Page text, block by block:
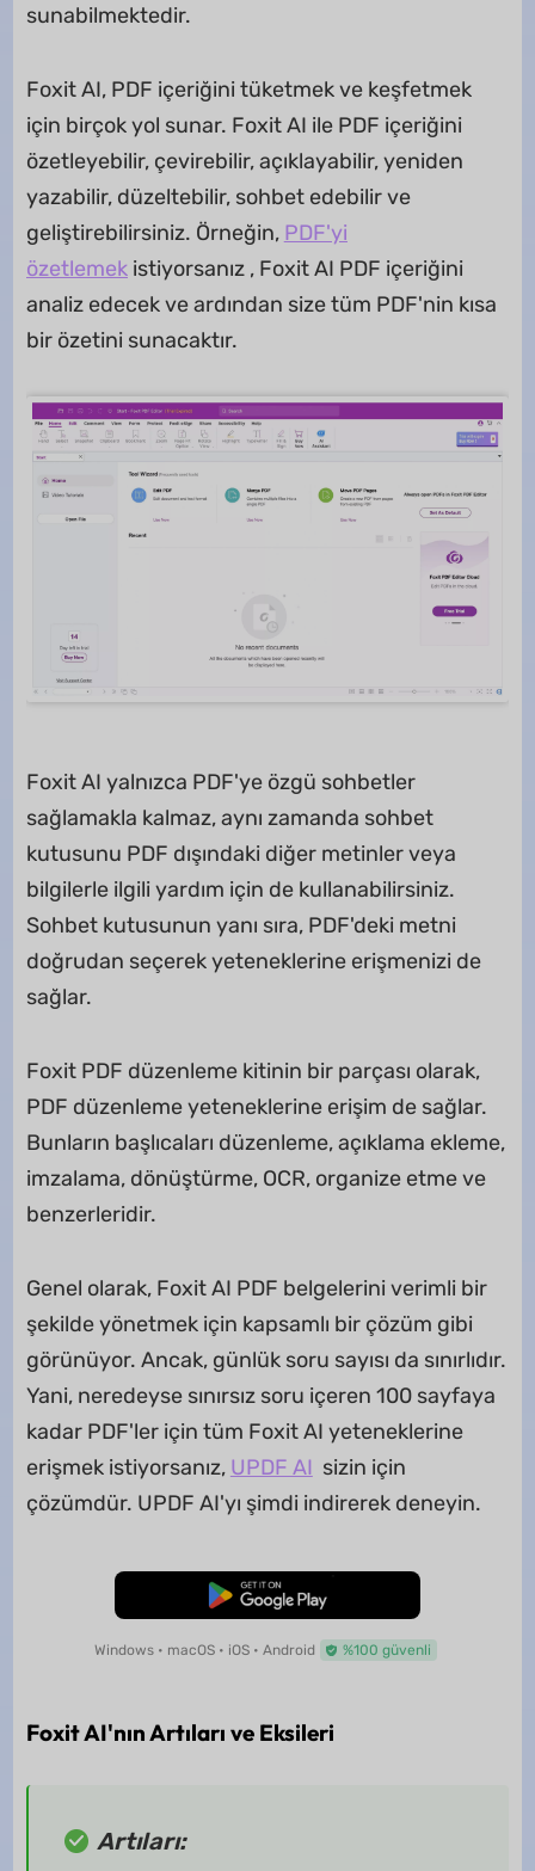
sunabilmektedir.
Foxit AI, PDF içeriğini tüketmek ve keşfetmek
için birçok yol sunar. Foxit AI ile PDF içeriğini
özetleyebilir, çevirebilir, açıklayabilir, yeniden
yazabilir, düzeltebilir, sohbet edebilir ve
geliştirebilirsiniz. Örneğin, PDF'yi
özetlemekistiyorsanız , Foxit AI PDF içeriğini
analiz edecek ve ardından size tüm PDF'nin kısa
bir özetini sunacaktır.
Foxit AI yalnızca PDF'ye özgü sohbetler
sağlamakla kalmaz, aynı zamanda sohbet
kutusunu PDF dışındaki diğer metinler veya
bilgilerle ilgili yardım için de kullanabilirsiniz.
Sohbet kutusunun yanı sıra, PDF'deki metni
doğrudan seçerek yeteneklerine erişmenizi de
sağlar.
Foxit PDF düzenleme kitinin bir parçası olarak,
PDF düzenleme yeteneklerine erişim de sağlar.
Bunların başlıcaları düzenleme, açıklama ekleme,
imzalama, dönüştürme, OCR, organize etme ve
benzerleridir.
Genel olarak, Foxit AI PDF belgelerini verimli bir
şekilde yönetmek için kapsamlı bir çözüm gibi
görünüyor. Ancak, günlük soru sayısı da sınırlıdır.
Yani, neredeyse sınırsız soru içeren 100 sayfaya
kadar PDF'ler için tüm Foxit AI yeteneklerine
erişmek istiyorsanız, UPDF AI sizin için
çözümdür. UPDF AI'yı şimdi indirerek deneyin.
Ücretsiz İndirme
Windows • macOS • iOS • Android %100 güvenli
Foxit AI'nın Artıları ve Eksileri
Artıları: